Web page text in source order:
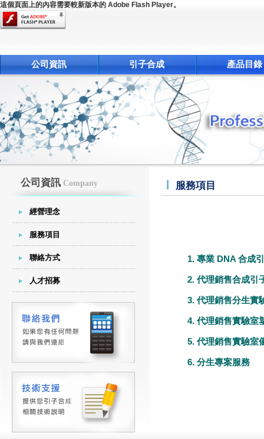
這個頁面上的內容需要較新版本的 Adobe Flash Player。
公司資訊 引子合成 產品目錄
公司資訊 Company
經營理念
服務項目
聯絡方式
人才招募
服務項目
1. 專業 DNA 合成
2. 代理銷售合成
3. 代理銷售分生實
4. 代理銷售實驗室
5. 代理銷售實驗室
6. 分生專案服務